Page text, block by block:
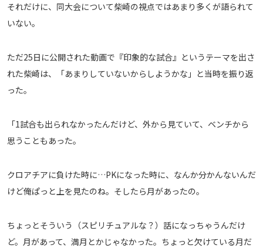
メディアアライアンス
それだけに、同大会について柴崎の視点ではあまり多くが語られて
いない。
ただ25日に公開された動画で『印象的な試合』というテーマを出さ
れた柴崎は、「あまりしていないからしようかな」と当時を振り返
った。
「1試合も出られなかったんだけど、外から見ていて、ベンチから
思うこともあった。
クロアチアに負けた時に…PKになった時に、なんか分かんないんだ
けど俺ぱっと上を見たのね。そしたら月があったの。
ちょっとそういう（スピリチュアルな？）話になっちゃうんだけ
ど。月があって、満月とかじゃなかった。ちょっと欠けている月だ